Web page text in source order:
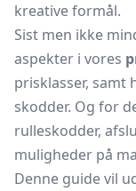
kreative formål.
Sist men ikke
aspekter i vores
prisklasser, samt
skodder. Og for
rulleskodder,
muligheder på
Denne guide vil